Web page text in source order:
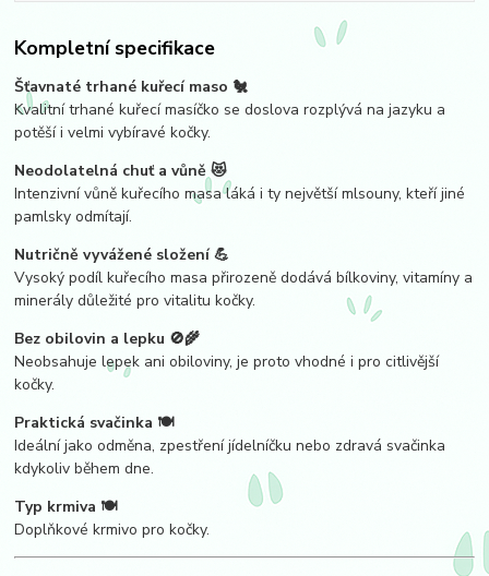
Kompletní specifikace
Šťavnaté trhané kuřecí maso 🐔
Kvalitní trhané kuřecí masíčko se doslova rozplývá na jazyku a
potěší i velmi vybíravé kočky.
Neodolatelná chuť a vůně 😻
Intenzivní vůně kuřecího masa láká i ty největší mlsouny, kteří jiné
pamlsky odmítají.
Nutričně vyvážené složení 💪
Vysoký podíl kuřecího masa přirozeně dodává bílkoviny, vitamíny a
minerály důležité pro vitalitu kočky.
Bez obilovin a lepku 🚫🌾
Neobsahuje lepek ani obiloviny, je proto vhodné i pro citlivější
kočky.
Praktická svačinka 🍽️
Ideální jako odměna, zpestření jídelníčku nebo zdravá svačinka
kdykoliv během dne.
Typ krmiva 🍽️
Doplňkové krmivo pro kočky.